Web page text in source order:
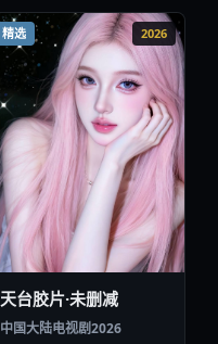
精选 2026
天台胶片·未删减
中国大陆电视剧2026